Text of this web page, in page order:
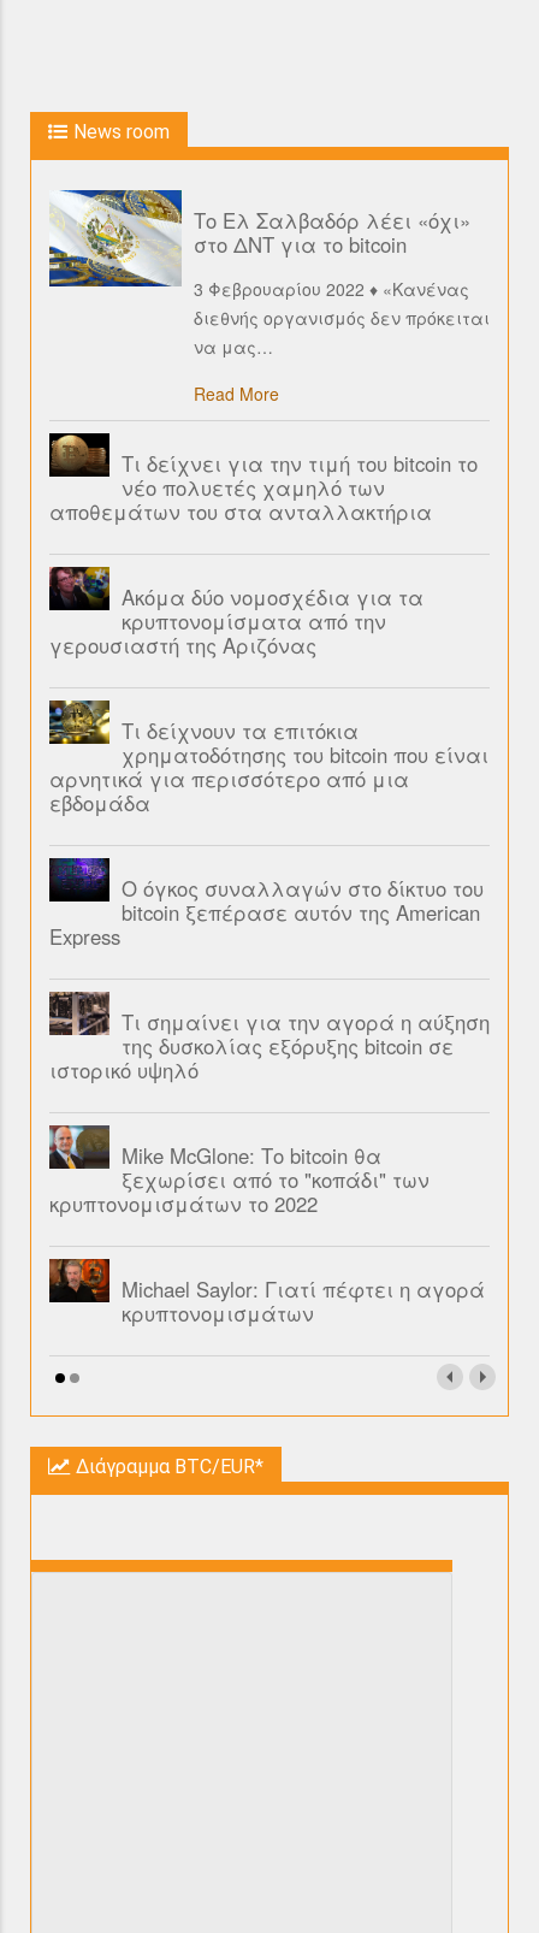
News room
Το Ελ Σαλβαδόρ λέει «όχι»
στο ΔΝΤ για το bitcoin
3 Φεβρουαρίου 2022 ♦ «Κανένας
διεθνής οργανισμός δεν πρόκειται
να μας…
Read More
Τι δείχνει για την τιμή του bitcoin το
νέο πολυετές χαμηλό των
αποθεμάτων του στα ανταλλακτήρια
Ακόμα δύο νομοσχέδια για τα
κρυπτονομίσματα από την
γερουσιαστή της Αριζόνας
Τι δείχνουν τα επιτόκια
χρηματοδότησης του bitcoin που είναι
αρνητικά για περισσότερο από μια
εβδομάδα
Ο όγκος συναλλαγών στο δίκτυο του
bitcoin ξεπέρασε αυτόν της American
Express
Τι σημαίνει για την αγορά η αύξηση
της δυσκολίας εξόρυξης bitcoin σε
ιστορικό υψηλό
Mike McGlone: Το bitcoin θα
ξεχωρίσει από το "κοπάδι" των
κρυπτονομισμάτων το 2022
Michael Saylor: Γιατί πέφτει η αγορά
κρυπτονομισμάτων
Διάγραμμα BTC/EUR*